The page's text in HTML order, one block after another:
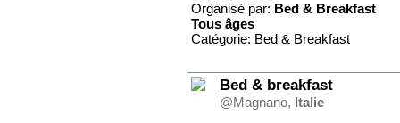
Organisé par: Bed & Breakfast
Tous âges
Catégorie: Bed & Breakfast
Bed & breakfast
@Magnano, Italie